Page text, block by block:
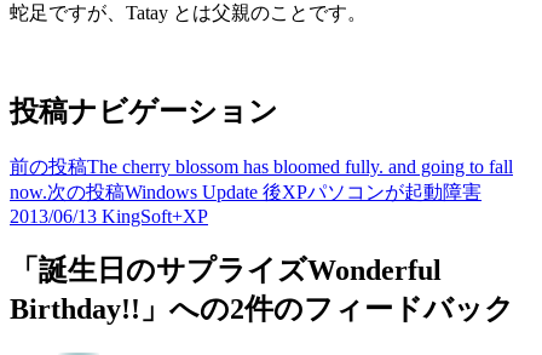
蛇足ですが、Tatay とは父親のことです。
投稿ナビゲーション
前の投稿The cherry blossom has bloomed fully. and going to fall
now.次の投稿Windows Update 後XPパソコンが起動障害
2013/06/13 KingSoft+XP
「誕生日のサプライズWonderful
Birthday!!」への2件のフィードバック